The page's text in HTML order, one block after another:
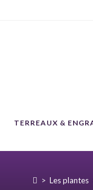
TERREAUX &
> Les plantes